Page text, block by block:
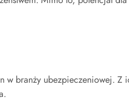
w branży ubezpieczeniowej. Z